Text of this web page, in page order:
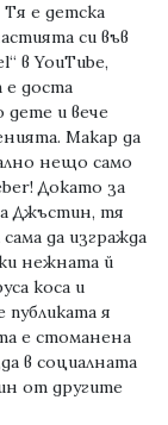
Тя е детска
си във
в YouTube,
е доста
дете и вече
Макар да
нещо само
Докато за
Джъстин, тя
да изгражда
нежната й
коса и
я
е стоманена
в социалната
от другите